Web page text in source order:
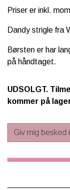
Priser er inkl.
Dandy strigle fra
Børsten er har
på håndtaget.
UDSOLGT.
kommer på
Giv mig besked